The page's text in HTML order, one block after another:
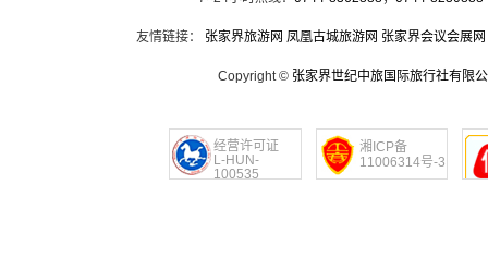
友情链接： 张家界旅游网 凤凰古城旅游网 张家界会议会展网
Copyright © 张家界世纪中旅国际旅行社有限
经营许可证
L-HUN-
100535
湘ICP备
11006314号-3